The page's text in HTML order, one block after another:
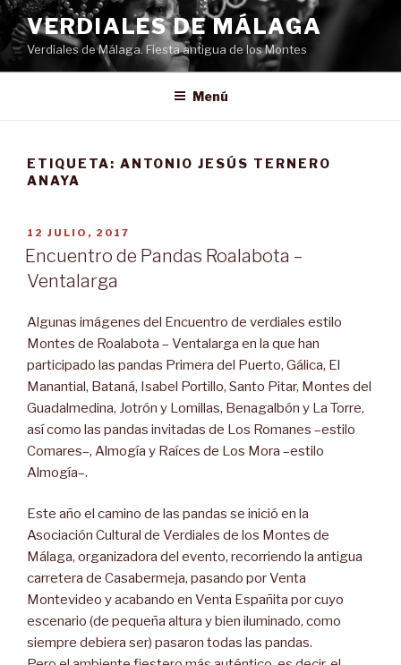
Saltar
contenido
VERDIALES DE MÁLAGA
Verdiales de Málaga. Fiesta antigua de los Montes
Menú
ETIQUETA: ANTONIO JESÚS TERNERO
ANAYA
PUBLICADO
EL
12 JULIO, 2017
Encuentro de Pandas Roalabota –
Ventalarga
Algunas imágenes del Encuentro de verdiales estilo
Montes de Roalabota – Ventalarga en la que han
participado las pandas Primera del Puerto, Gálica, El
Manantial, Bataná, Isabel Portillo, Santo Pitar, Montes del
Guadalmedina, Jotrón y Lomillas, Benagalbón y La Torre,
así como las pandas invitadas de Los Romanes –estilo
Comares–, Almogía y Raíces de Los Mora –estilo
Almogía–.
Este año el camino de las pandas se inició en la
Asociación Cultural de Verdiales de los Montes de
Málaga, organizadora del evento, recorriendo la antigua
carretera de Casabermeja, pasando por Venta
Montevideo y acabando en Venta Españita por cuyo
escenario (de pequeña altura y bien iluminado, como
siempre debiera ser) pasaron todas las pandas.